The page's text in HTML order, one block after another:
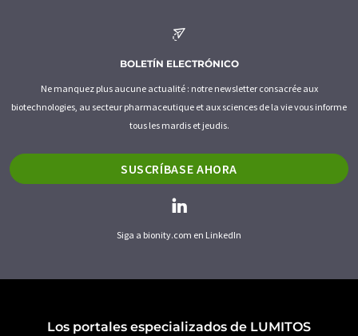
BOLETÍN ELECTRÓNICO
Ne manquez plus aucune actualité : notre newsletter consacrée aux
biotechnologies, au secteur pharmaceutique et aux sciences de la vie vous informe
tous les mardis et jeudis.
SUSCRÍBASE AHORA
Siga a bionity.com en LinkedIn
Los portales especializados de LUMITOS